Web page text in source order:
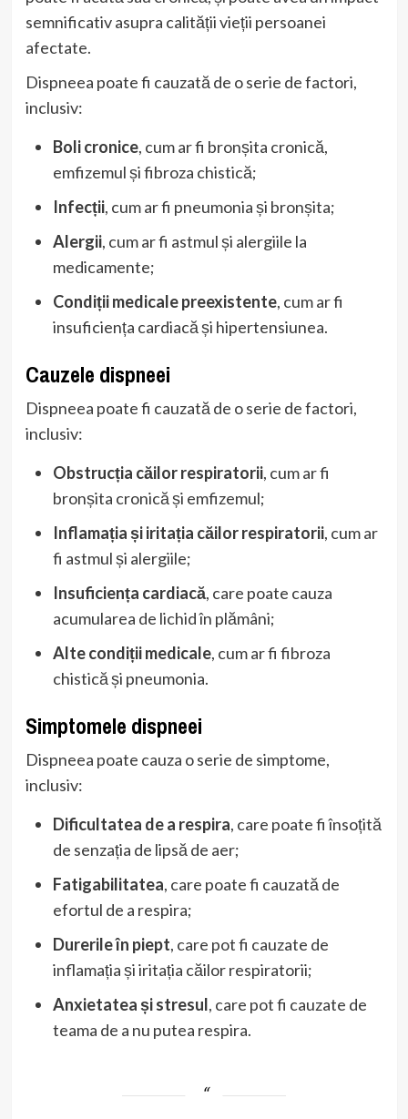
semnificativ asupra calității vieții persoanei
afectate.
Dispneea poate fi cauzată de o serie de factori,
inclusiv:
Boli cronice, cum ar fi bronșita cronică,
emfizemul și fibroza chistică;
Infecții, cum ar fi pneumonia și bronșita;
Alergii, cum ar fi astmul și alergiile la
medicamente;
Condiții medicale preexistente, cum ar fi
insuficiența cardiacă și hipertensiunea.
Cauzele dispneei
Dispneea poate fi cauzată de o serie de factori,
inclusiv:
Obstrucția căilor respiratorii, cum ar fi
bronșita cronică și emfizemul;
Inflamația și iritația căilor respiratorii, cum ar
fi astmul și alergiile;
Insuficiența cardiacă, care poate cauza
acumularea de lichid în plămâni;
Alte condiții medicale, cum ar fi fibroza
chistică și pneumonia.
Simptomele dispneei
Dispneea poate cauza o serie de simptome,
inclusiv:
Dificultatea de a respira, care poate fi însoțită
de senzația de lipsă de aer;
Fatigabilitatea, care poate fi cauzată de
efortul de a respira;
Durerile în piept, care pot fi cauzate de
inflamația și iritația căilor respiratorii;
Anxietatea și stresul, care pot fi cauzate de
teama de a nu putea respira.